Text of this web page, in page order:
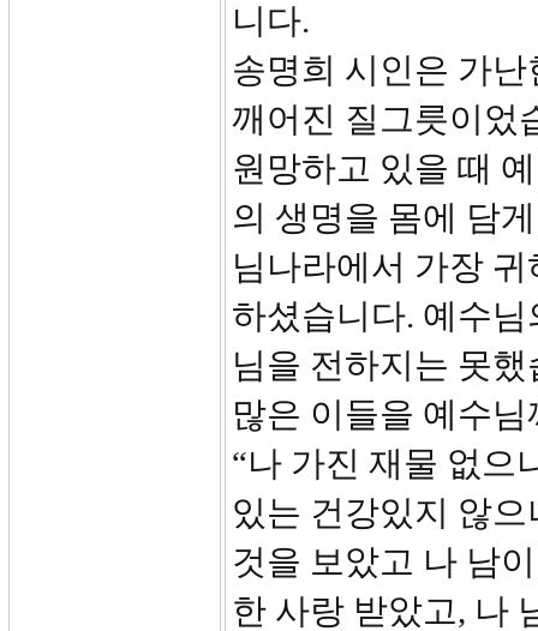
니다.
송명희 시인은 가
깨어진 질그릇이었
원망하고 있을 때
의 생명을 몸에 담
님나라에서 가장
하셨습니다. 예수
님을 전하지는 못
많은 이들을 예수
“나 가진 재물 없으
있는 건강있지 않
것을 보았고 나 남
한 사랑 받았고, 나